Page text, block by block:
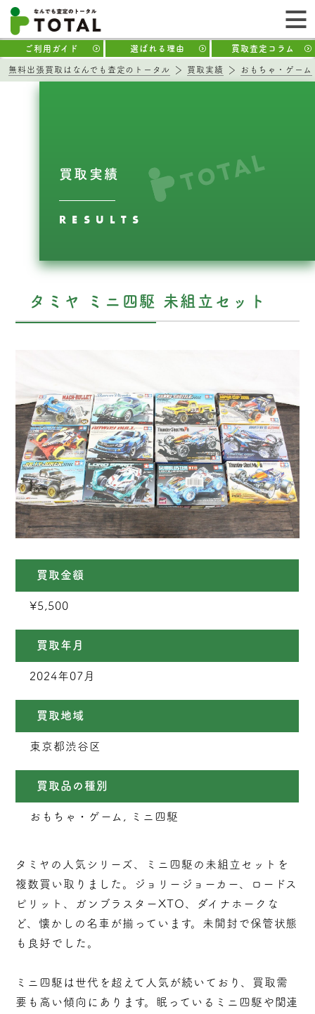
ご利用ガイド 選ばれる理由 買取査定コラム
無料出張買取はなんでも査定のトータル 買取実績 おもちゃ・ゲーム
買取実績
RESULTS
タミヤ ミニ四駆 未組立セット
買取金額
¥5,500
買取年月
2024年07月
買取地域
東京都渋谷区
買取品の種別
おもちゃ・ゲーム, ミニ四駆
タミヤの人気シリーズ、ミニ四駆の未組立セットを
複数買い取りました。ジョリージョーカー、ロードス
ピリット、ガンブラスターXTO、ダイナホークな
ど、懐かしの名車が揃っています。未開封で保管状態
も良好でした。
ミニ四駆は世代を超えて人気が続いており、買取需
要も高い傾向にあります。眠っているミニ四駆や関連